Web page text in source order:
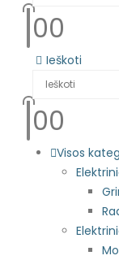
00
Ieškoti
00
Visos